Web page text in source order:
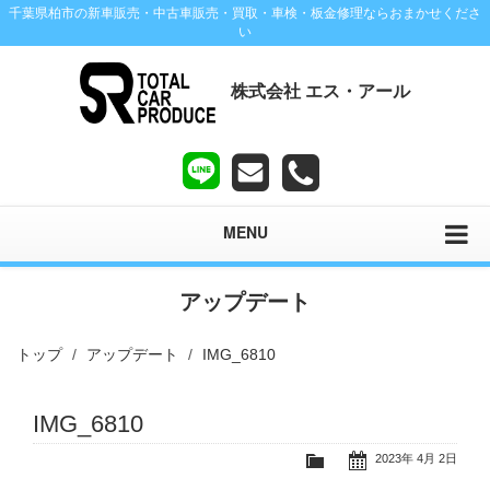
千葉県柏市の新車販売・中古車販売・買取・車検・板金修理ならおまかせくださ
い
株式会社 エス・アール
MENU
アップデート
トップ アップデート IMG_6810
IMG_6810
2023年 4月 2日